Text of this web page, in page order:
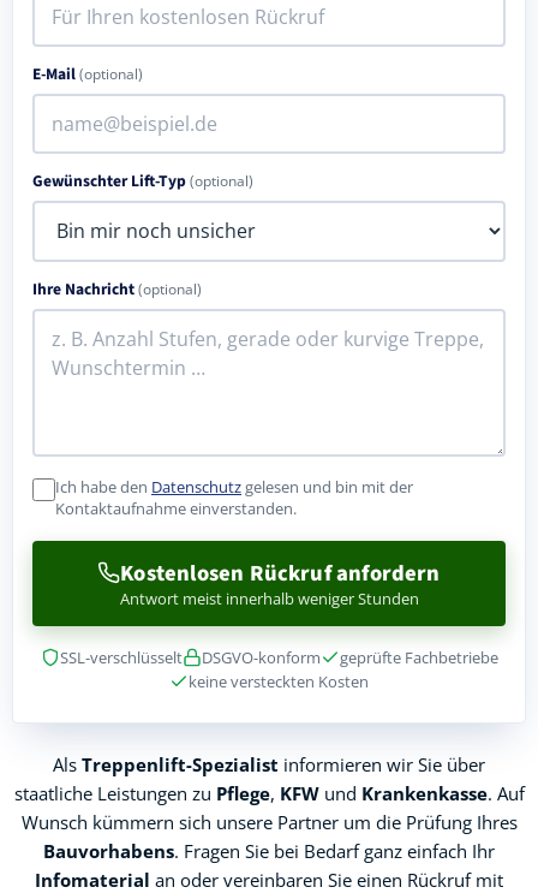
E-Mail(optional)
Gewünschter Lift-Typ(optional)
Ihre Nachricht(optional)
Ich habe den Datenschutzgelesen und bin mit der
Kontaktaufnahme einverstanden.
Kostenlosen Rückruf anfordern
Antwort meist innerhalb weniger Stunden
SSL-verschlüsselt DSGVO-konform
geprüfte Fachbetriebe
keine versteckten Kosten
Als Treppenlift-Spezialist informieren wir Sie über
staatliche Leistungen zu Pflege, KFWund Krankenkasse. Auf
Wunsch kümmern sich unsere Partner um die Prüfung Ihres
Bauvorhabens. Fragen Sie bei Bedarf ganz einfach Ihr
Infomaterial an oder vereinbaren Sie einen Rückruf mit